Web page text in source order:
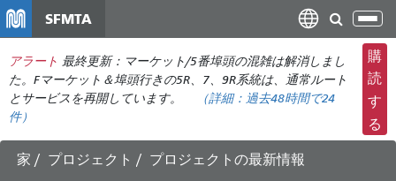
ン
コ
ン
ン
ツ
SFMTA
ナ
ビ
ゲ
ー
シ
ョ
アラート 最終更新：マーケット/5番埠頭の混雑は解消しまし
た。Fマーケット＆埠頭行きの5R、7、9R系統は、通常ルート
とサービスを再開しています。
（詳細： 過去48時間で24
件）
購
読
す
る
家 プロジェクト プロジェクトの最新情報